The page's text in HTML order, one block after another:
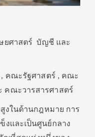
ยศาสตร์ บัญชี และ
คณะรัฐศาสตร์ , คณะ
คณะวารสารศาสตร์
งในด้านกฎหมาย การ
งและเป็นศูนย์กลาง